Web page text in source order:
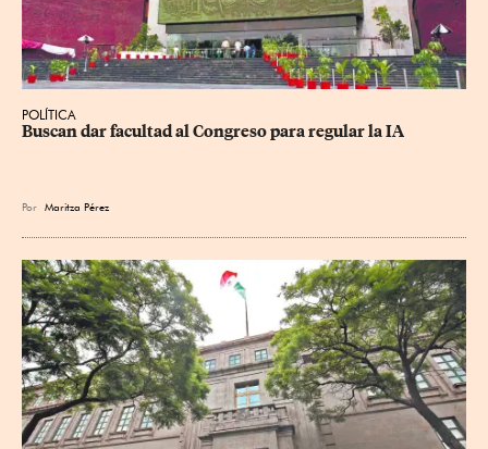
POLÍTICA
Buscan dar facultad al Congreso para regular la IA
Por Maritza Pérez